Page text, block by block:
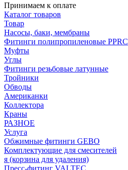
Принимаем к оплате
Каталог товаров
Товар
Насосы, баки, мембраны
Фитинги полипропиленовые PPRC
Муфты
Углы
Фитинги резьбовые латунные
Тройники
Обводы
Американки
Коллектора
Краны
РАЗНОЕ
Услуга
Обжимные фитинги GEBO
Комплектующие для смесителей
я (корзина для удаления)
Пресс-фитинг VALTEC